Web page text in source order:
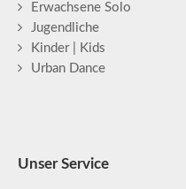
Erwachsene Solo
Jugendliche
Kinder | Kids
Urban Dance
Unser Service